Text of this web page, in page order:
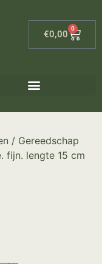
€0,00
0
/ Gereedschap
fijn. lengte 15 cm